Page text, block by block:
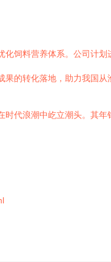
饲料营养体系。公司计划
的转化落地，助力我国从
代浪潮中屹立潮头。其